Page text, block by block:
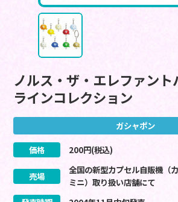
ノルス・ザ・エレファン
ラインコレクション
ガシャポン
価格 200円(税込)
売場
全国の新型カプセル自販機（
ミニ）取り扱い店舗にて